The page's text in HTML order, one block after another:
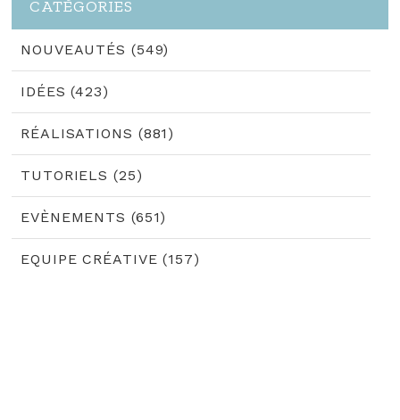
CATÉGORIES
NOUVEAUTÉS (549)
IDÉES (423)
RÉALISATIONS (881)
TUTORIELS (25)
EVÈNEMENTS (651)
EQUIPE CRÉATIVE (157)